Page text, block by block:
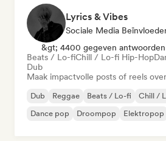
Lyrics & Vibes
Sociale Media
&gt; 4400 gegeven antwoorden
Beats / Lo-fiChill / Lo-fi Hip-Hop
Dub
Maak impactvolle posts of reels
Dub Reggae Beats / Lo-fi
Chill /
Dance pop
Droompop Elektropop